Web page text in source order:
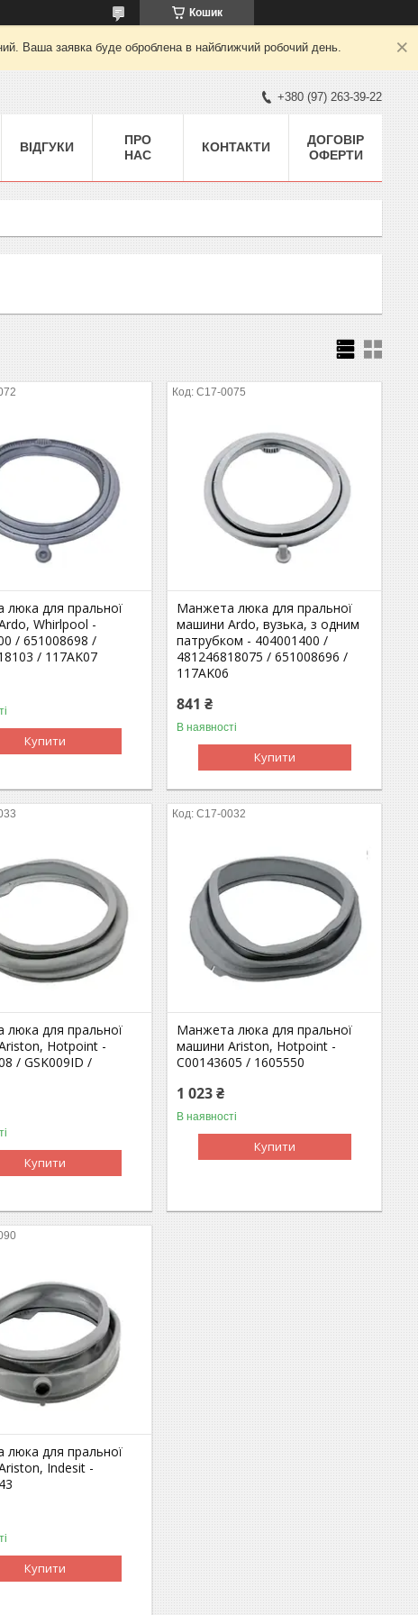
Кошик
Ваша заявка буде оброблена в найближчий робочий день.
+380 (97) 263-39-22
ВІДГУКИ
ПРО
НАС
КОНТАКТИ
ДОГОВІР
ОФЕРТИ
для пральної
Whirlpool -
/ 651008698 /
/ 117AK07
Купити
C17-0075
Манжета люка для пральної
машини Ardo, вузька, з одним
патрубком - 404001400 /
481246818075 / 651008696 /
117AK06
841 ₴
В наявності
Купити
для пральної
Hotpoint -
/ GSK009ID /
Купити
C17-0032
Манжета люка для пральної
машини Ariston, Hotpoint -
C00143605 / 1605550
1 023 ₴
В наявності
Купити
для пральної
Indesit -
Купити